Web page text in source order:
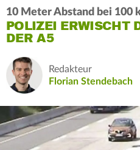
10 Meter Abstand bei 100
POLIZEI ERWISCHT
DER A5
Redakteur
Florian Stendebach